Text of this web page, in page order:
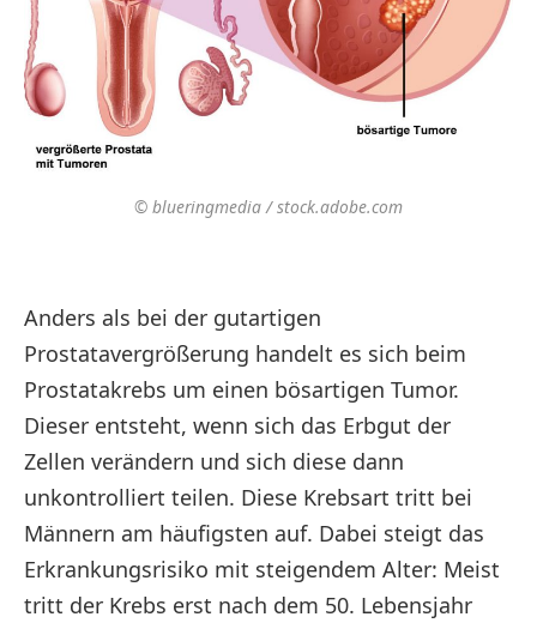
© blueringmedia / stock.adobe.com
Anders als bei der gutartigen
Prostatavergrößerung handelt es sich beim
Prostatakrebs um einen bösartigen Tumor.
Dieser entsteht, wenn sich das Erbgut der
Zellen verändern und sich diese dann
unkontrolliert teilen. Diese Krebsart tritt bei
Männern am häufigsten auf. Dabei steigt das
Erkrankungsrisiko mit steigendem Alter: Meist
tritt der Krebs erst nach dem 50. Lebensjahr